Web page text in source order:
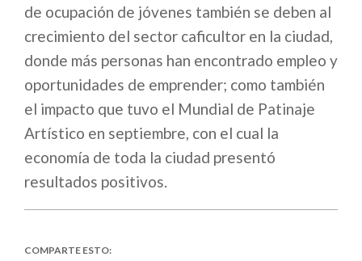
de ocupación de jóvenes también se deben al
crecimiento del sector caficultor en la ciudad,
donde más personas han encontrado empleo y
oportunidades de emprender; como también
el impacto que tuvo el Mundial de Patinaje
Artístico en septiembre, con el cual la
economía de toda la ciudad presentó
resultados positivos.
COMPARTE ESTO: